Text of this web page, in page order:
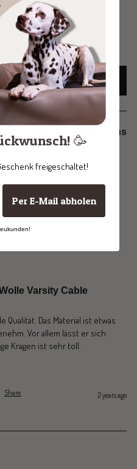
Questions
Varsity Cable
Qualität. Das Material ist etwas
Vor allem lässt er sich
Kragen ist sehr toll.
Share 2 years ago
🥳
freigeschaltet!
Per E-Mail abholen